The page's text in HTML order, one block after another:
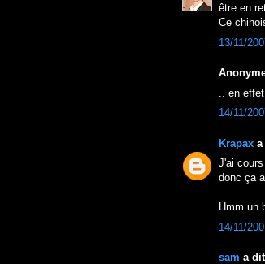
être en
Ce
13/11/
.. en
14/11/
Krapax
J'ai
donc ça
Hmm un
14/11/
sam a